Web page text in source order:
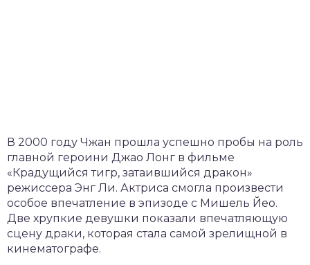
В 2000 году Чжан прошла успешно пробы на роль
главной героини Джао Лонг в фильме
«Крадущийся тигр, затаившийся дракон»
режиссера Энг Ли. Актриса смогла произвести
особое впечатление в эпизоде с Мишель Йео.
Две хрупкие девушки показали впечатляющую
сцену драки, которая стала самой зрелищной в
кинематографе.